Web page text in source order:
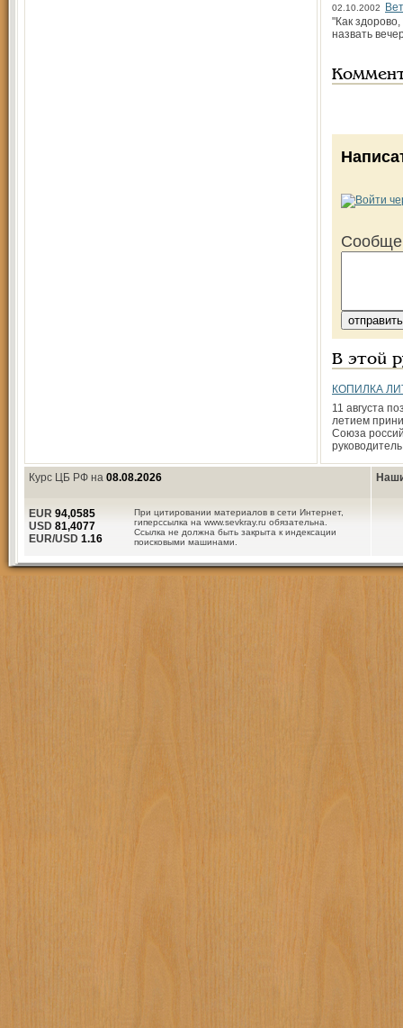
02.10.2002
"Как
назвать
В этой
КОПИЛКА
11 августа
летием
Союза
Курс ЦБ РФ на 08.08.2026
При цитировании материалов в сети Интернет,
гиперссылка на www.sevkray.ru обязательна.
Ссылка не должна быть закрыта к индексации
поисковыми машинами.
EUR 94,0585
USD 81,4077
EUR/USD 1.16